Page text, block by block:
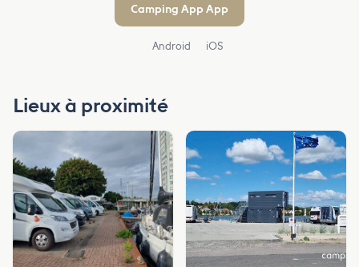
Camping App App
Android iOS
Lieux à proximité